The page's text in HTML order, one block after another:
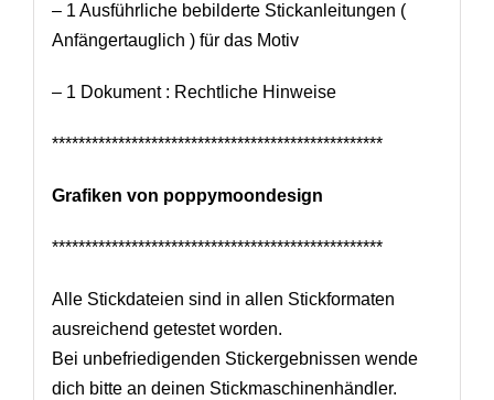
– 1 Ausführliche bebilderte Stickanleitungen (
Anfängertauglich ) für das Motiv
– 1 Dokument : Rechtliche Hinweise
**************************************************
Grafiken von poppymoondesign
**************************************************
Alle Stickdateien sind in allen Stickformaten
ausreichend getestet worden.
Bei unbefriedigenden Stickergebnissen wende
dich bitte an deinen Stickmaschinenhändler.